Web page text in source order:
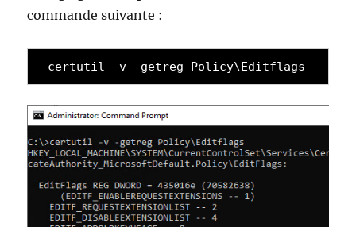
commande suivante :
certutil -v -getreg Policy\Editflags